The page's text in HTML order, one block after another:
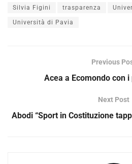
Silvia Figini trasparenza
Università di Pavia
Previous
Acea a Ecomondo con
Next Post
Abodi “Sport in Costituzione